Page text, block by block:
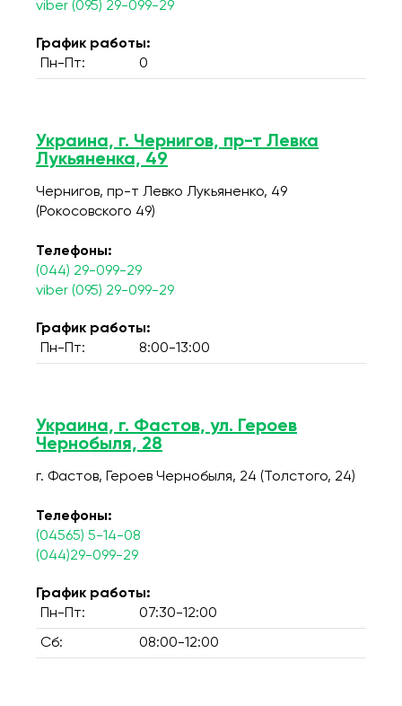
viber (095) 29-099-29
График работы:
Пн-Пт:
0
Украина, г. Чернигов, пр-т Левка
Лукьяненка, 49
Чернигов, пр-т Левко Лукьяненко, 49
(Рокосовского 49)
Телефоны:
(044) 29-099-29
viber (095) 29-099-29
График работы:
Пн-Пт:
8:00-13:00
Украина, г. Фастов, ул. Героев
Чернобыля, 28
г. Фастов, Героев Чернобыля, 24 (Толстого, 24)
Телефоны:
(04565) 5-14-08
(044)29-099-29
График работы:
Пн-Пт:
07:30-12:00
Сб: 08:00-12:00